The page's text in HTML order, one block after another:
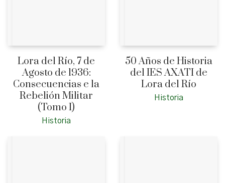
Lora del Río, 7 de
Agosto de 1936:
Consecuencias e la
Rebelión Militar
(Tomo I)
Historia
50 Años de Historia
del IES AXATI de
Lora del Río
Historia